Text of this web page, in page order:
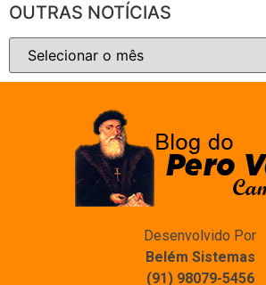
OUTRAS NOTÍCIAS
Desenvolvido Por
Belém Sistemas
(91) 98079-5456